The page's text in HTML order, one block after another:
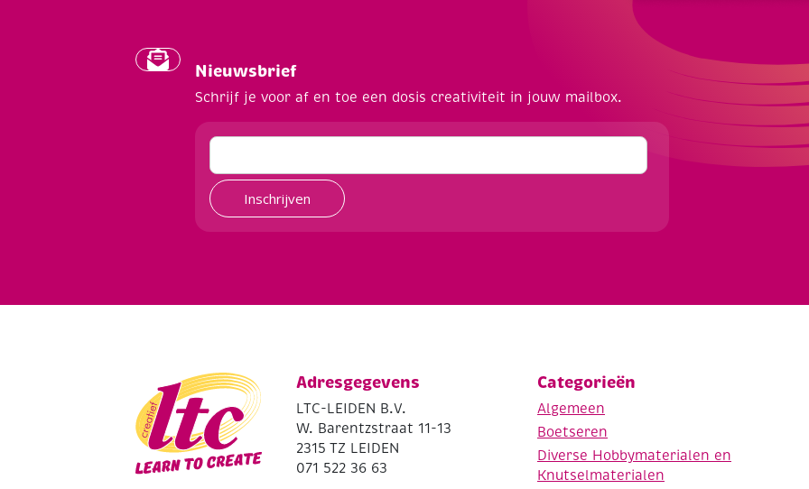
Nieuwsbrief
Schrijf je voor af en toe een dosis creativiteit in jouw mailbox.
Inschrijven
Adresgegevens
LTC-LEIDEN B.V.
W. Barentzstraat 11-13
2315 TZ LEIDEN
071 522 36 63
Categorieën
Algemeen
Boetseren
Diverse Hobbymaterialen en
Knutselmaterialen